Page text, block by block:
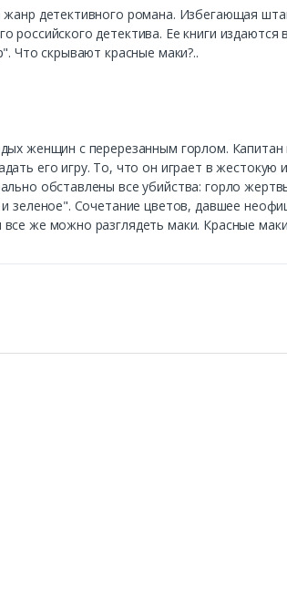
детективного романа. Избегающая
российского детектива. Ее книги
Что скрывают красные маки?..
женщин с перерезанным горлом.
его игру. То, что он играет в
обставлены все убийства: горло
Сочетание цветов, давшее
же можно разглядеть маки. Красные